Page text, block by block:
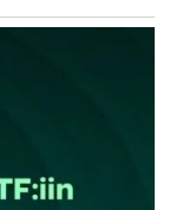
kirjautua